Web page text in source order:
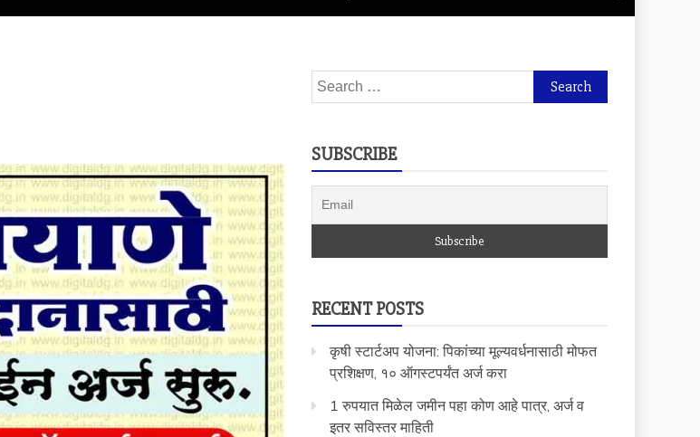
Search
for:
SUBSCRIBE
RECENT POSTS
कृषी स्टार्टअप योजना: पिकांच्या मूल्यवर्धनासाठी मोफत
प्रशिक्षण, १० ऑगस्टपर्यंत अर्ज करा
1 रुपयात मिळेल जमीन पहा कोण आहे पात्र, अर्ज व
इतर सविस्तर माहिती